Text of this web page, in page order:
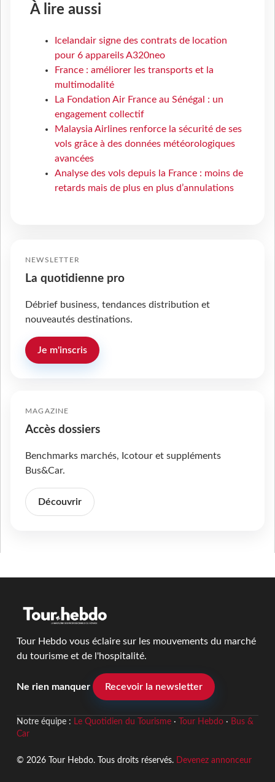
À lire aussi
Icelandair signe des contrats de location
pour 6 appareils A320neo
France : améliorer les transports et la
multimodalité
La Fondation Air France au Sénégal : un
engagement collectif
Malaysia Airlines renforce la sécurité de ses
vols grâce à des données météorologiques
avancées
Analyse des vols depuis la France : moins de
retards mais de plus en plus d’annulations
NEWSLETTER
La quotidienne pro
Débrief business, tendances distribution et
nouveautés destinations.
Je m'inscris
MAGAZINE
Accès dossiers
Benchmarks marchés, Icotour et suppléments
Bus&Car.
Découvrir
Tour Hebdo vous éclaire sur les mouvements du marché
du tourisme et de l'hospitalité.
Ne rien manquer Recevoir la newsletter
Notre équipe : Le Quotidien du Tourisme· Tour Hebdo· Bus &
Car
© 2026 Tour Hebdo. Tous droits réservés. Devenez annonceur